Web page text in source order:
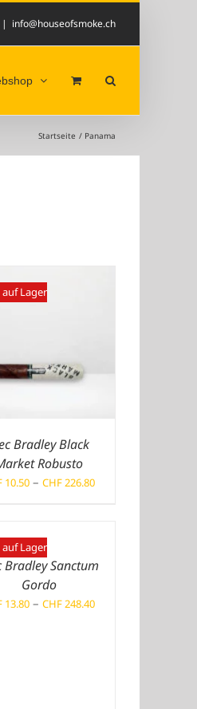
| info@houseofsmoke.ch
Startseite Panama
Lager
Bradley Black
Robusto
10.50 – CHF226.80Preisspanne:
Lager
Bradley Sanctum
Gordo
13.80 – CHF248.40Preisspanne: